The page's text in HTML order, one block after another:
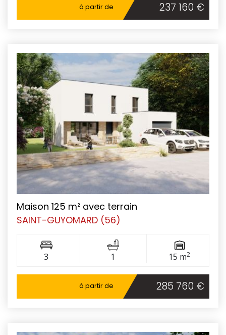
à partir de 237 160 €
Maison 125 m² avec terrain
SAINT-GUYOMARD (56)
3 1 15 m2
à partir de 285 760 €